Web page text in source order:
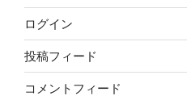
ログイン
投稿フィード
コメントフィード